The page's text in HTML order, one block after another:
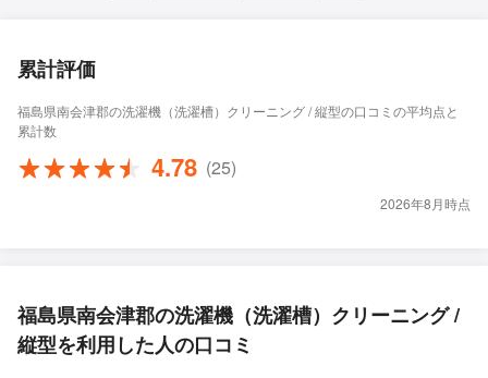
累計評価
福島県南会津郡の洗濯機（洗濯槽）クリーニング / 縦型の口コミの平均点と
累計数
4.78 (25)
2026年8月時点
福島県南会津郡の洗濯機（洗濯槽）クリーニング /
縦型を利用した人の口コミ